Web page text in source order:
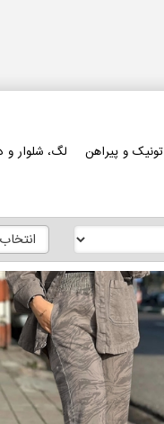
تونیک و پیراهن لگ، شلوار و